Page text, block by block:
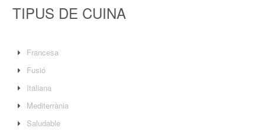
TIPUS DE CUINA
Francesa
Fusió
Italiana
Mediterrània
Saludable